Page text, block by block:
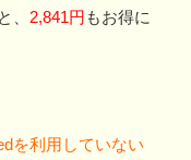
、 2,841円 もお得に
を利用していない